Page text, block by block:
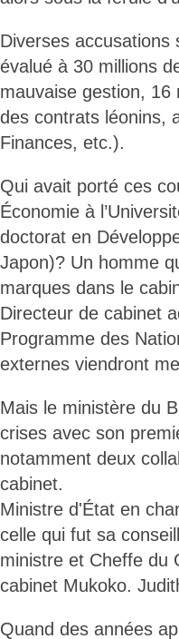
Diverses
évalué à 30 millions
mauvaise gestion, 16
des contrats léonins,
Finances, etc.).
Qui avait porté ces
Économie à
doctorat en
Japon)? Un homme
marques dans le
Directeur de cabinet
Programme des
externes viendront
Mais le ministère du
crises avec son
notamment deux
cabinet.
Ministre d'État en
celle qui fut sa
ministre et Cheffe du
cabinet Mukoko.
Quand des années